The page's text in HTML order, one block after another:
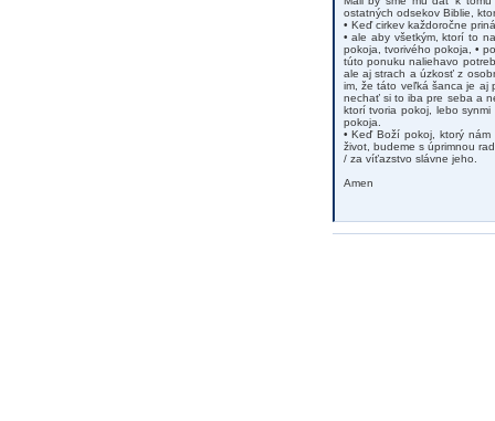
ostatných odsekov Biblie,
• Keď cirkev každoročne
• ale aby všetkým, ktorí to
pokoja, tvorivého pokoja, •
túto ponuku naliehavo
ale aj strach a úzkosť z
im, že táto veľká šanca je aj
nechať si to iba pre seba a
ktorí tvoria pokoj, lebo
pokoja.
• Keď Boží pokoj, ktorý
život, budeme s úprimnou
/ za víťazstvo slávne jeho.
Amen